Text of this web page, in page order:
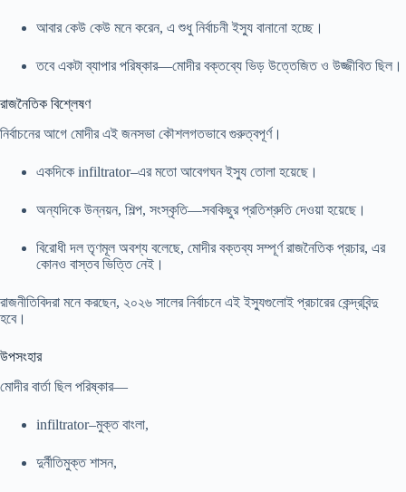
আবার কেউ কেউ মনে করেন, এ শুধু নির্বাচনী ইস্যু বানানো হচ্ছে।
তবে একটা ব্যাপার পরিষ্কার—মোদীর বক্তব্যে ভিড় উত্তেজিত ও উজ্জীবিত ছিল।
রাজনৈতিক বিশ্লেষণ
নির্বাচনের আগে মোদীর এই জনসভা কৌশলগতভাবে গুরুত্বপূর্ণ।
একদিকে infiltrator–এর মতো আবেগঘন ইস্যু তোলা হয়েছে।
অন্যদিকে উন্নয়ন, শিল্প, সংস্কৃতি—সবকিছুর প্রতিশ্রুতি দেওয়া হয়েছে।
বিরোধী দল তৃণমূল অবশ্য বলেছে, মোদীর বক্তব্য সম্পূর্ণ রাজনৈতিক প্রচার, এর
কোনও বাস্তব ভিত্তি নেই।
রাজনীতিবিদরা মনে করছেন, ২০২৬ সালের নির্বাচনে এই ইস্যুগুলোই প্রচারের কেন্দ্রবিন্দু
হবে।
উপসংহার
মোদীর বার্তা ছিল পরিষ্কার—
infiltrator–মুক্ত বাংলা,
দুর্নীতিমুক্ত শাসন,